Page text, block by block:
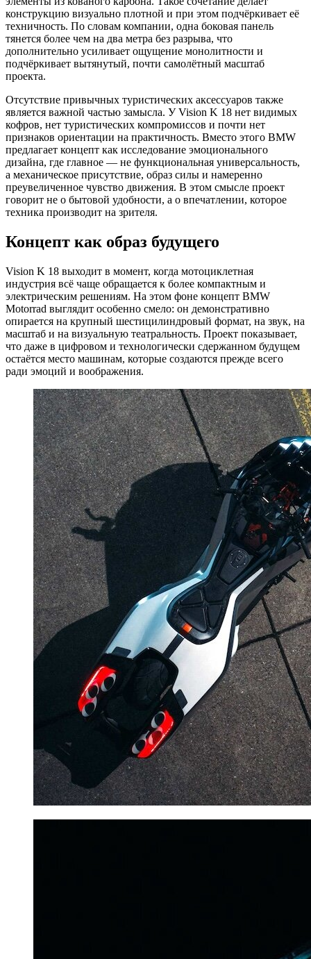
конструкцию визуально плотной и при этом подчёркивает её
техничность. По словам компании, одна боковая панель
тянется более чем на два метра без разрыва, что
дополнительно усиливает ощущение монолитности и
подчёркивает вытянутый, почти самолётный масштаб
проекта.
Отсутствие привычных туристических аксессуаров также
является важной частью замысла. У Vision K 18 нет видимых
кофров, нет туристических компромиссов и почти нет
признаков ориентации на практичность. Вместо этого BMW
предлагает концепт как исследование эмоционального
дизайна, где главное — не функциональная универсальность,
а механическое присутствие, образ силы и намеренно
преувеличенное чувство движения. В этом смысле проект
говорит не о бытовой удобности, а о впечатлении, которое
техника производит на зрителя.
Концепт как образ будущего
Vision K 18 выходит в момент, когда мотоциклетная
индустрия всё чаще обращается к более компактным и
электрическим решениям. На этом фоне концепт BMW
Motorrad выглядит особенно смело: он демонстративно
опирается на крупный шестицилиндровый формат, на звук, на
масштаб и на визуальную театральность. Проект показывает,
что даже в цифровом и технологически сдержанном будущем
остаётся место машинам, которые создаются прежде всего
ради эмоций и воображения.